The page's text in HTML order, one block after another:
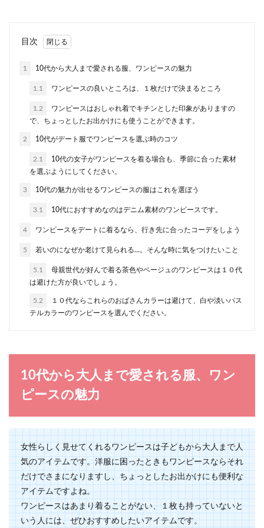
んな服装がいいのか悩んだことありませんか？ そ
こで、会...
時の服装ポイントと注意点
イギリスの結婚式にゲストとして参列する場合、
メガネの選び方の基本ルール！自分に
似合うフレームの探し方
メガネを選ぶ時に、店頭でいろいろなフレームを
見ていても、本当に自分に似合うデザインはどん
な形なんだろ...
女性がデートに行く時におすすめな服
装についてご紹介
女性がお付き合いした男性とデートに行くなら、
どのような服装が良いのでしょうか。 可愛い系が
良いのか...
髪型の名前を知って、素敵な女性に変
身しよう
目次
1 10代から大人まで愛される服、ワンピースの魅力
1.1 ワンピースの良いところは、１枚だけで決まるところ
1.2
ワンピースはおしゃれ着でキチンとした印象がありますの
で、ちょっとしたお出かけにも使うことができます。
2 10代がデート服でワンピースを選ぶ時のコツ
2.1
10代の女子がワンピースを着る場合も、季節に合った素材
を選ぶようにしてください。
3 10代の魅力が出せるワンピースの服はこれを選ぼう
3.1 10代におすすめなのはデニム素材のワンピースです。
4 ワンピースをデートに着るなら、行き先に合ったコーデをしよう
5 若いのになぜか老けて見られる…。そんな時に気をつけたいこと
5.1
母親世代が好んで着る茶色やベージュのワンピースは１０代
は避けた方が良いでしょう。
5.2
１０代ならこれらのおばさんカラーは避けて、白や淡いパス
テルカラーのワンピースを選んでください。
10代から大人まで愛される服、ワン
ピースの魅力
女性らしく見せてくれるワンピースは子どもから大人まで人
気のアイテムです。洋服に困ったときもワンピースならそれ
だけでさまになりますし、ちょっとしたお出かけにも便利な
アイテムですよね。
ワンピースはあまり着ることがない、１枚も持っていないと
いう人には、ぜひおすすめしたいアイテムです。